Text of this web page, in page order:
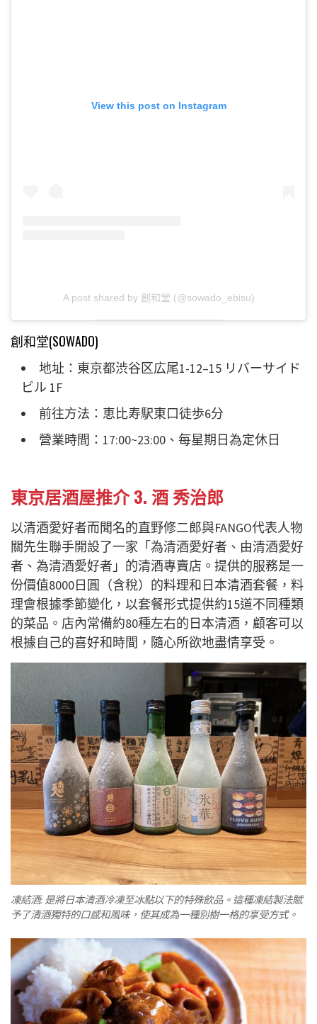
View this post on Instagram
A post shared by 創和堂 (@sowado_ebisu)
創和堂(SOWADO)
地址：東京都渋谷区広尾1-12–15 リバーサイド
ビル 1F
前往方法：恵比寿駅東口徒歩6分
營業時間：17:00~23:00、每星期日為定休日
東京居酒屋推介 3. 酒 秀治郎
以清酒愛好者而聞名的直野修二郎與FANGO代表人物
關先生聯手開設了一家「為清酒愛好者、由清酒愛好
者、為清酒愛好者」的清酒專賣店。提供的服務是一
份價值8000日圓（含稅）的料理和日本清酒套餐，料
理會根據季節變化，以套餐形式提供約15道不同種類
的菜品。店內常備約80種左右的日本清酒，顧客可以
根據自己的喜好和時間，隨心所欲地盡情享受。
凍結酒: 是將日本清酒冷凍至冰點以下的特殊飲品。這種凍結製法賦
予了清酒獨特的口感和風味，使其成為一種別樹一格的享受方式。